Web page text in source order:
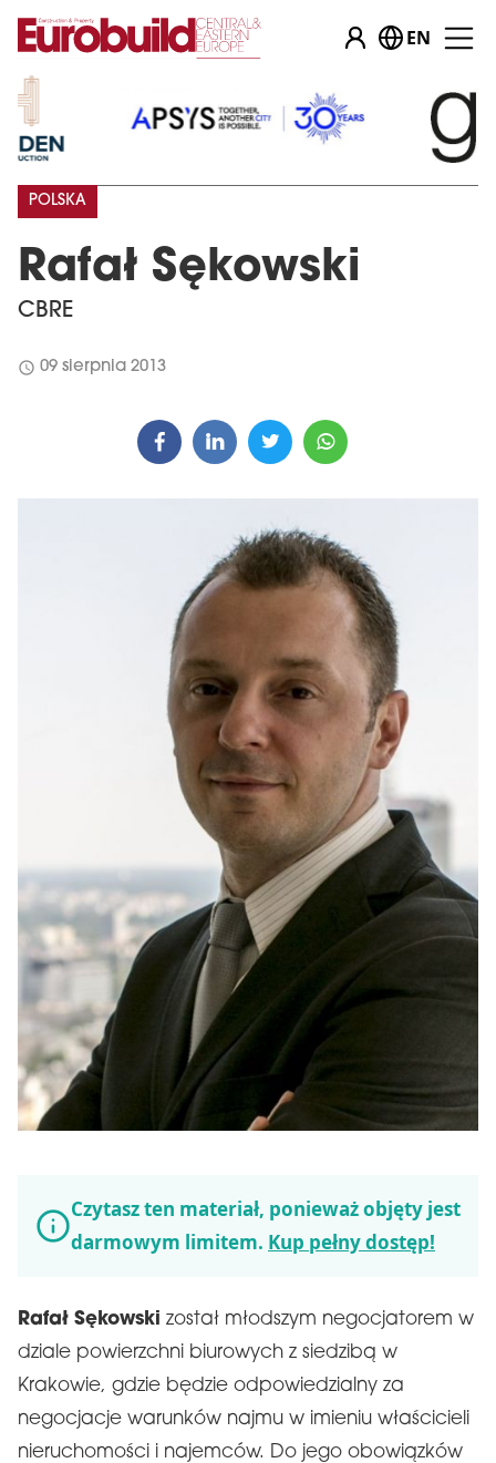
EN
Rafał Sękowski
CBRE
POLSKA
schedule 09 sierpnia 2013
Czytasz ten materiał, ponieważ objęty jest
darmowym limitem. Kup pełny dostęp!
Rafał Sękowski został młodszym negocjatorem w
dziale powierzchni biurowych z siedzibą w
Krakowie, gdzie będzie odpowiedzialny za
negocjacje warunków najmu w imieniu właścicieli
nieruchomości i najemców. Do jego obowiązków